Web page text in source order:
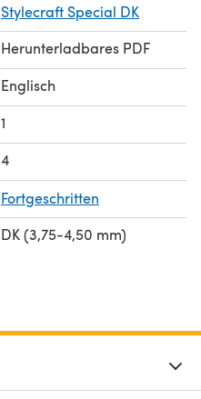
Stylecraft Special DK
Herunterladbares PDF
Englisch
1
4
Fortgeschritten
DK (3,75-4,50 mm)